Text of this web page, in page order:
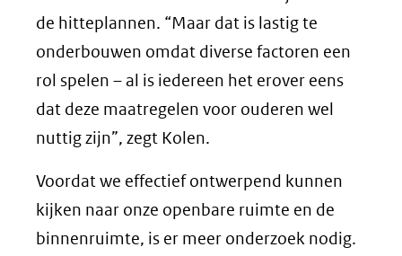
de hitteplannen. “Maar dat is lastig te
onderbouwen omdat diverse factoren een
rol spelen – al is iedereen het erover eens
dat deze maatregelen voor ouderen wel
nuttig zijn”, zegt Kolen.
Voordat we effectief ontwerpend kunnen
kijken naar onze openbare ruimte en de
binnenruimte, is er meer onderzoek nodig.